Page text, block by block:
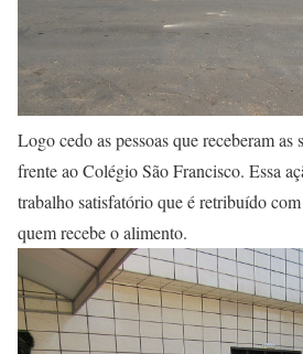
Logo cedo as pessoas que receberam as
frente ao Colégio São Francisco. Essa
trabalho satisfatório que é retribuído
quem recebe o alimento.